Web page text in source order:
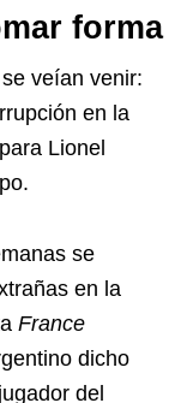
forma
veían venir:
en la
Lionel
se
en la
France
dicho
del